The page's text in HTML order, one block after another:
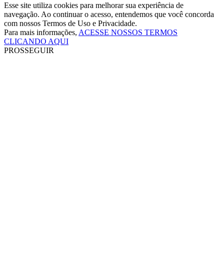
Esse site utiliza cookies para melhorar sua experiência de
navegação. Ao continuar o acesso, entendemos que você concorda
com nossos Termos de Uso e Privacidade.
Para mais informações, ACESSE NOSSOS TERMOS
CLICANDO AQUI
PROSSEGUIR